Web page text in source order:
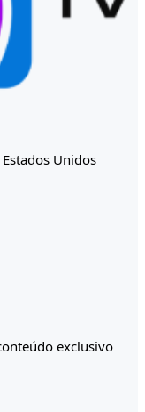
Unidos
exclusivo